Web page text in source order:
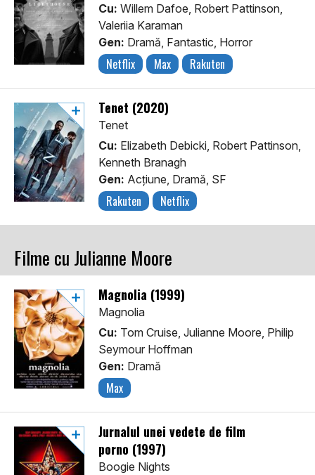
Cu: Willem Dafoe, Robert Pattinson,
Valeriia Karaman
Gen: Dramă, Fantastic, Horror
Netflix Max Rakuten
Tenet (2020)
Tenet
Cu: Elizabeth Debicki, Robert Pattinson,
Kenneth Branagh
Gen: Acţiune, Dramă, SF
Rakuten Netflix
Filme cu Julianne Moore
Magnolia (1999)
Magnolia
Cu: Tom Cruise, Julianne Moore, Philip
Seymour Hoffman
Gen: Dramă
Max
Jurnalul unei vedete de film
porno (1997)
Boogie Nights